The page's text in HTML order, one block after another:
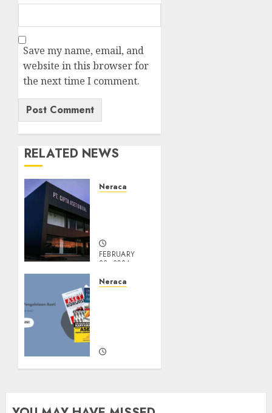
Save my name, email, and
website in this browser for
the next time I comment.
RELATED NEWS
Neraca
FEBRUARY
23, 2024
Neraca
23, 2024